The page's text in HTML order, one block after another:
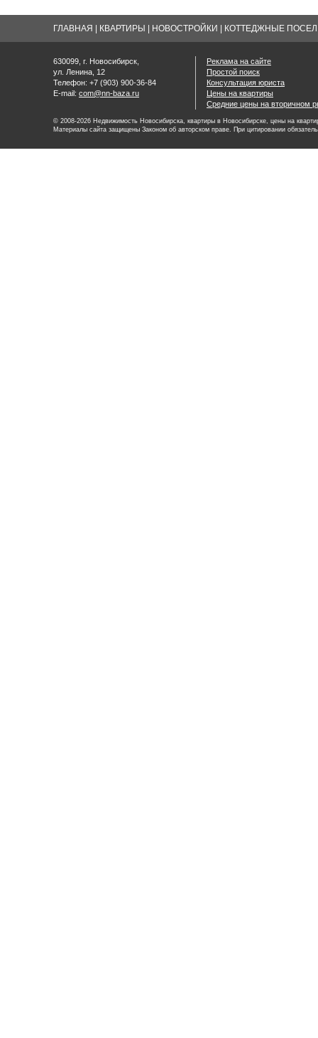
ГЛАВНАЯ КВАРТИРЫ НОВОСТРОЙКИ КОТТЕДЖНЫЕ
630099, г. Новосибирск,
ул. Ленина, 12
Телефон: +7 (903) 900-36-84
E-mail: com@nn-baza.ru
Реклама на сайте
Простой поиск
Консультация юриста
Цены на квартиры
Средние цены на вторичном
© 2008-2026 Недвижимость Новосибирска, квартиры в Новосибирске, цены на
Материалы сайта защищены Законом об авторском праве. При цитировании